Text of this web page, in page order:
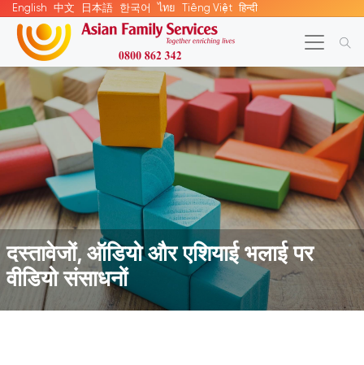
English 中文 日本語 한국어 ไทย Tiếng Việt हिन्दी
दस्तावेजों, ऑडियो और एशियाई भलाई पर
वीडियो संसाधनों